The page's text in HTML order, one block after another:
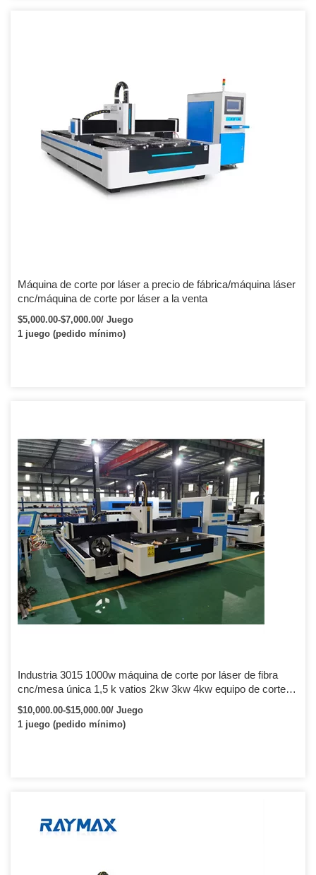
Máquina de corte por láser a precio de fábrica/máquina láser
cnc/máquina de corte por láser a la venta
$5,000.00-$7,000.00/ Juego
1 juego (pedido mínimo)
Industria 3015 1000w máquina de corte por láser de fibra
cnc/mesa única 1,5 k vatios 2kw 3kw 4kw equipo de corte
por láser de fibra
$10,000.00-$15,000.00/ Juego
1 juego (pedido mínimo)